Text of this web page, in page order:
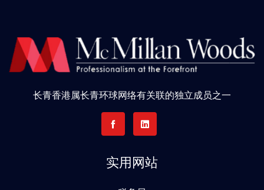
长青香港属长青环球网络有关联的独立成员之一
实用网站